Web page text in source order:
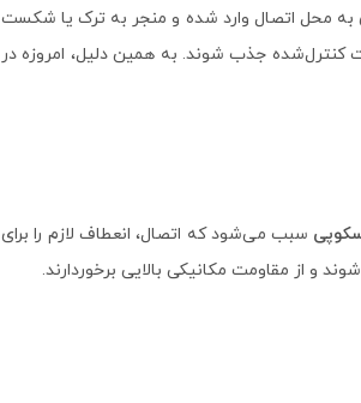
به محل اتصال وارد شده و منجر به ترک یا شکست
کنترل‌شده جذب شوند. به همین دلیل، امروزه در
سبب می‌شود که اتصال، انعطاف لازم را برای
و از مقاومت مکانیکی بالایی برخوردارند.